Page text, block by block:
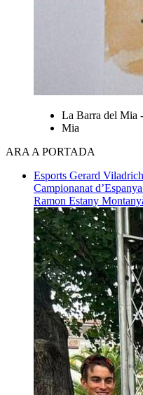
La Barra del Mia -
Mia
ARA A PORTADA
Esports Gerard
Campionanat
Ramon Estany